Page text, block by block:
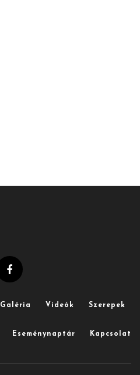
Galéria Videók Szerepek
Eseménynaptár Kapcsolat